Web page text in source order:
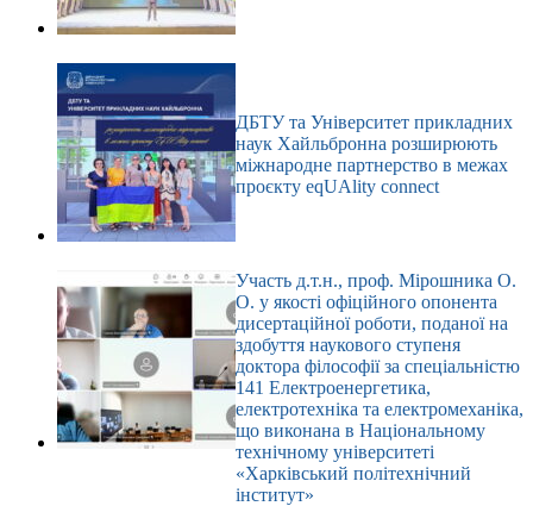
ДБТУ та Університет прикладних
наук Хайльбронна розширюють
міжнародне партнерство в межах
проєкту eqUAlity connect
Участь д.т.н., проф. Мірошника О.
О. у якості офіційного опонента
дисертаційної роботи, поданої на
здобуття наукового ступеня
доктора філософії за спеціальністю
141 Електроенергетика,
електротехніка та електромеханіка,
що виконана в Національному
технічному університеті
«Харківський політехнічний
інститут»